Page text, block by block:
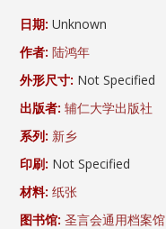
日期: Unknown
作者: 陆鸿年
外形尺寸: Not Specified
出版者: 辅仁大学出版社
系列: 新乡
印刷: Not Specified
材料: 纸张
图书馆: 圣言会通用档案馆